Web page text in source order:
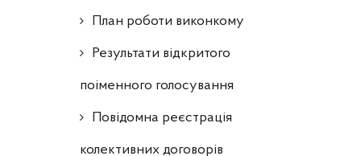
План роботи виконкому
Результати відкритого
поіменного голосування
Повідомна реєстрація
колективних договорів